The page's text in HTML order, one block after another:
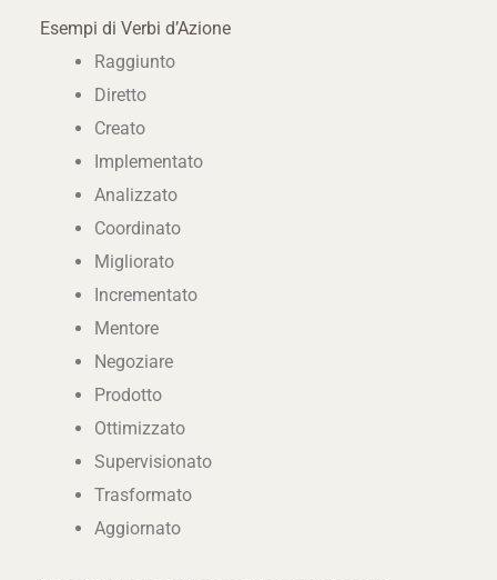
Esempi di Verbi d’Azione
Raggiunto
Diretto
Creato
Implementato
Analizzato
Coordinato
Migliorato
Incrementato
Mentore
Negoziare
Prodotto
Ottimizzato
Supervisionato
Trasformato
Aggiornato